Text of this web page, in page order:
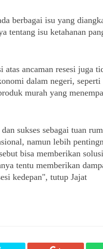
berbagai isu yang
tentang isu ketahanan
atas ancaman resesi juga
dalam negeri,
murah yang
sukses sebagai tuan
namun lebih
bisa memberikan
tentu memberikan
kedepan", tutup Jajat